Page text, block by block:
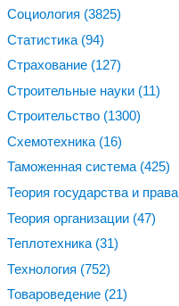
Социология (3825)
Статистика (94)
Страхование (127)
Строительные науки (11)
Строительство (1300)
Схемотехника (16)
Таможенная система (425)
Теория государства и права
Теория организации (47)
Теплотехника (31)
Технология (752)
Товароведение (21)